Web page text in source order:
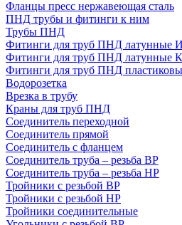
Фланцы пресс нержавеющая сталь
ПНД трубы и фитинги к ним
Трубы ПНД
Фитинги для труб ПНД латунные
Фитинги для труб ПНД латунные
Фитинги для труб ПНД
Водорозетка
Врезка в трубу
Краны для труб ПНД
Соединитель переходной
Соединитель прямой
Соединитель с фланцем
Соединитель труба – резьба ВР
Соединитель труба – резьба НР
Тройники с резьбой ВР
Тройники с резьбой НР
Тройники соединительные